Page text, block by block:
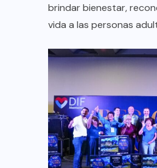
brindar bienestar,
vida a las personas